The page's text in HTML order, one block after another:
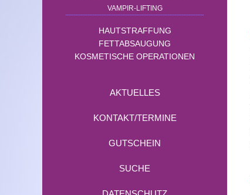
VAMPIR-LIFTING
HAUTSTRAFFUNG
FETTABSAUGUNG
KOSMETISCHE OPERATIONEN
AKTUELLES
KONTAKT/TERMINE
GUTSCHEIN
SUCHE